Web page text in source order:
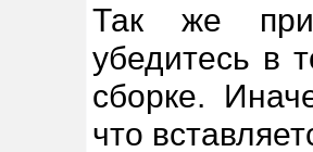
Так же при
убедитесь в
сборке.
что